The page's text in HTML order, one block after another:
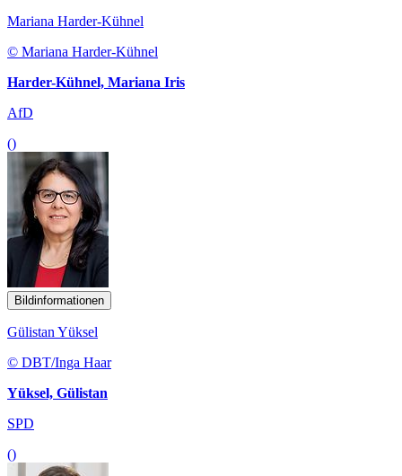
Mariana Harder-Kühnel
© Mariana Harder-Kühnel
Harder-Kühnel, Mariana Iris
AfD
()
Bildinformationen
Gülistan Yüksel
© DBT/Inga Haar
Yüksel, Gülistan
SPD
()